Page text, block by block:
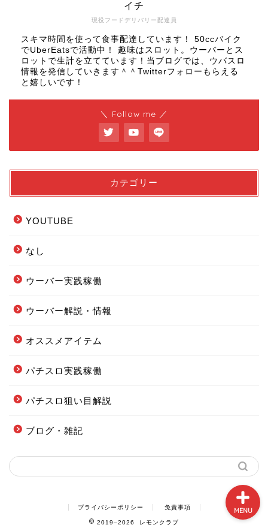
現役フードデリバリー配達員
イチ
スキマ時間を使って食事配達しています！ 50ccバイク
でUberEatsで活動中！ 趣味はスロット。ウーバーとス
ロットで生計を立てています！当ブログでは、ウバスロ
情報を発信していきます＾＾Twitterフォローもらえる
と嬉しいです！
＼ Follow me ／
カテゴリー
YOUTUBE
なし
ウーバー実践稼働
ウーバー解説・情報
オススメアイテム
パチスロ実践稼働
パチスロ狙い目解説
ブログ・雑記
プライバシーポリシー 免責事項
2019–2026 レモンクラブ
MENU
フーデリの始め方まとめ
配達オススメグッズまとめ